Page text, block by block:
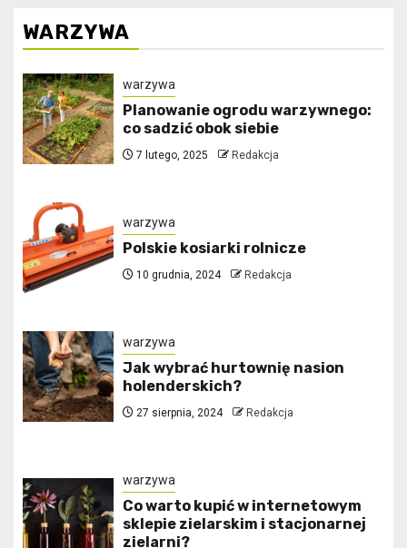
WARZYWA
warzywa
Planowanie ogrodu warzywnego:
co sadzić obok siebie
7 lutego, 2025 Redakcja
warzywa
Polskie kosiarki rolnicze
10 grudnia, 2024 Redakcja
warzywa
Jak wybrać hurtownię nasion
holenderskich?
27 sierpnia, 2024 Redakcja
warzywa
Co warto kupić w internetowym
sklepie zielarskim i stacjonarnej
zielarni?